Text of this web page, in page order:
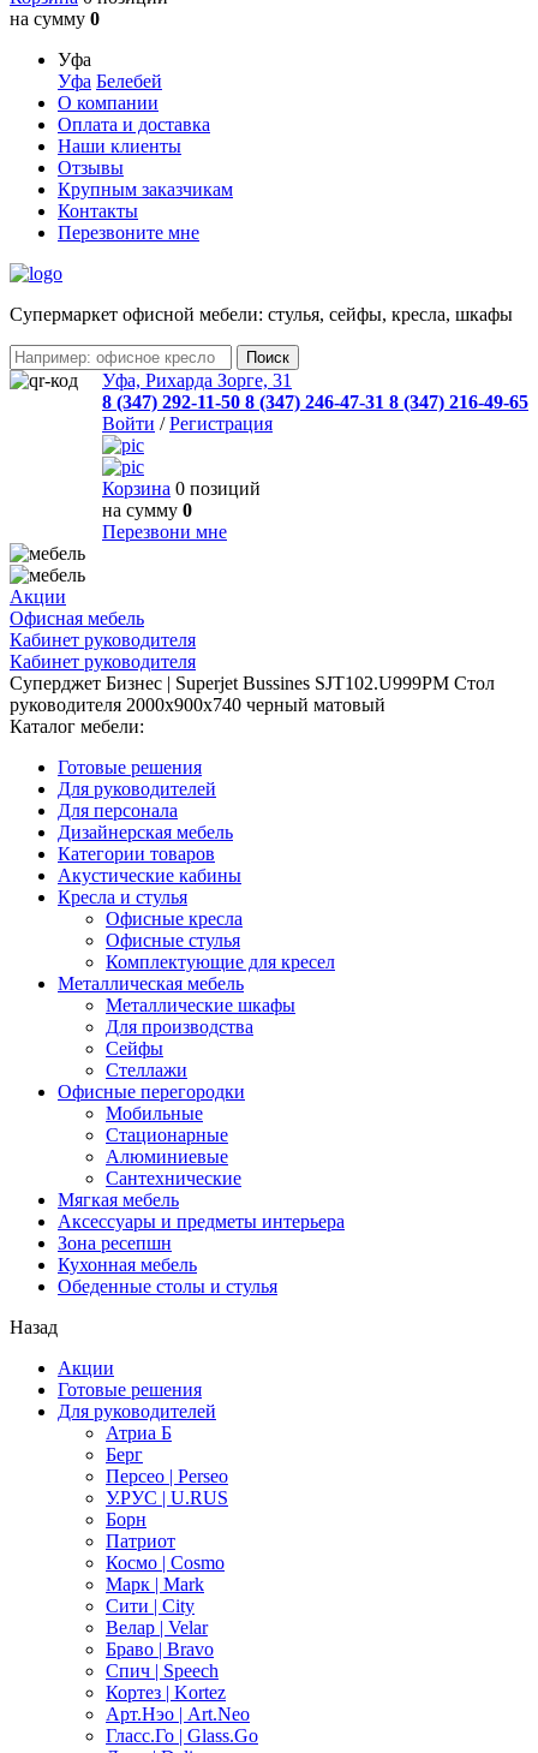
на сумму 0
Уфа
Уфа Белебей
О компании
Оплата и доставка
Наши клиенты
Отзывы
Крупным заказчикам
Контакты
Перезвоните мне
Cупермаркет офисной мебели: стулья, сейфы, кресла, шкафы
Уфа, Рихарда Зорге, 31
8 (347) 292-11-50 8 (347) 246-47-31 8 (347) 216-49-65
Войти /Регистрация
Корзина 0 позиций
на сумму 0
Перезвони мне
Акции
Офисная мебель
Кабинет руководителя
Кабинет руководителя
Суперджет Бизнес | Superjet Bussines SJT102.U999PM Стол
руководителя 2000х900х740 черный матовый
Каталог мебели:
Готовые решения
Для руководителей
Для персонала
Дизайнерская мебель
Категории товаров
Акустические кабины
Кресла и стулья
Офисные кресла
Офисные стулья
Комплектующие для кресел
Металлическая мебель
Металлические шкафы
Для производства
Сейфы
Стеллажи
Офисные перегородки
Мобильные
Стационарные
Алюминиевые
Сантехнические
Мягкая мебель
Аксессуары и предметы интерьера
Зона ресепшн
Кухонная мебель
Обеденные столы и стулья
Назад
Акции
Готовые решения
Для руководителей
Атриа Б
Берг
Персео | Perseo
У.РУС | U.RUS
Борн
Патриот
Космо | Cosmo
Марк | Mark
Сити | City
Велар | Velar
Браво | Bravo
Спич | Speech
Кортез | Kortez
Арт.Нэо | Art.Neo
Гласс.Го | Glass.Go